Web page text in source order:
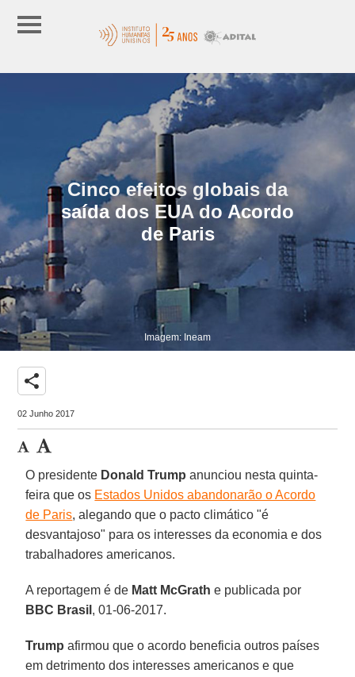
Cinco efeitos globais da
saída dos EUA do Acordo
de Paris
Imagem: Ineam
share
02 Junho 2017
O presidente Donald Trump anunciou nesta quinta-
feira que os Estados Unidos abandonarão o Acordo
de Paris, alegando que o pacto climático "é
desvantajoso" para os interesses da economia e dos
trabalhadores americanos.
A reportagem é de Matt McGrath e publicada por
BBC Brasil , 01-06-2017.
Trump afirmou que o acordo beneficia outros países
em detrimento dos interesses americanos e que